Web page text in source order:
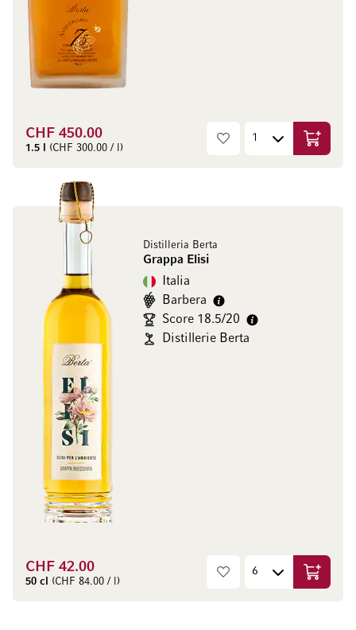
CHF 450.00
1.5 l (CHF 300.00 / l)
Distilleria Berta
Grappa Elisi
Italia
Barbera
Score 18.5/20
Distillerie Berta
CHF 42.00
50 cl (CHF 84.00 / l)